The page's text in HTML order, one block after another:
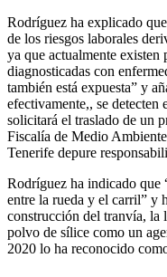
Rodríguez ha explicado
de los riesgos laborales
ya que actualmente existen
diagnosticadas con
también está expuesta” y
efectivamente,, se detecten
solicitará el traslado de un
Fiscalía de Medio
Tenerife depure
Rodríguez ha indicado que
entre la rueda y el carril” y
construcción del tranvía, la
polvo de sílice como un
2020 lo ha reconocido